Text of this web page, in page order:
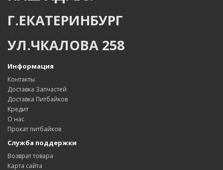
Г.ЕКАТЕРИНБУРГ
УЛ.ЧКАЛОВА 258
Информация
Контакты
Доставка Запчастей
Доставка Питбайков
Кредит
О нас
Прокат питбайков
Служба поддержки
Возврат товара
Карта сайта